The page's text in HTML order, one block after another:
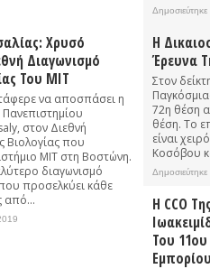
Χρυσό
Διαγωνισμό
Του MIT
να αποσπάσει η
στον Διεθνή
Βιολογίας που
ΜΙΤ στη Βοστώνη.
διαγωνισμό
προσελκύει κάθε
από...
Η
Έρευνα
Στον
72η θέση
θέση. Το
είναι
Κοσόβου
Η CCO
Του